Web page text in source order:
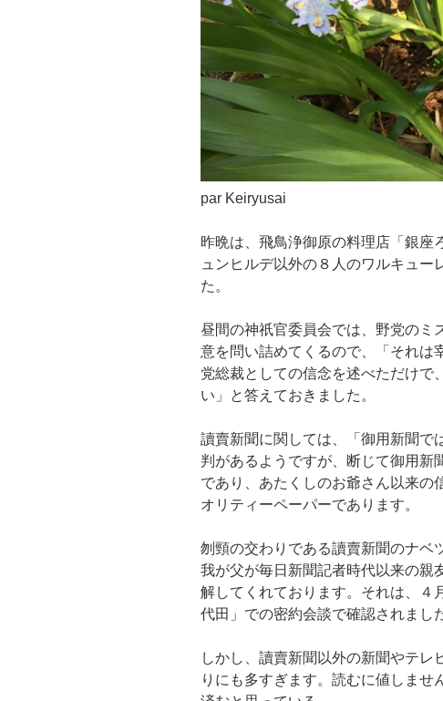
par Keiryusai
昨晩は、飛鳥浄御原の料理店「銀座
ュンヒルデ以外の８人のワルキュー
た。
昼間の神祇官委員会では、野党のミ
意を問い詰めてくるので、「それは
党総裁としての信念を述べただけで
い」と答えておきました。
讀賣新聞に関しては、「御用新聞で
判があるようですが、断じて御用新
であり、あたくしのお爺さん以来の
オリティーペーパーであります。
刎頸の交わりである讀賣新聞のナベ
我が父が毎日新聞記者時代以来の親
解してくれております。それは、４
代田」での密約会談で確認されまし
しかし、讀賣新聞以外の新聞やテレ
りにも多すぎます。読むに値しませ